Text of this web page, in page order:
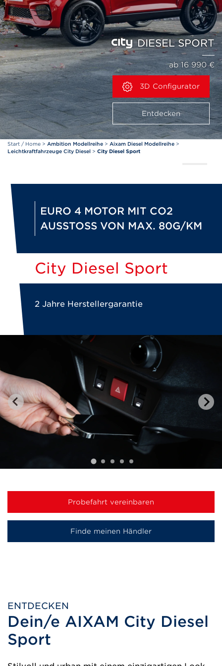
DIESEL SPORT
ab 16 990 €
3D Configurator
Entdecken
Start / Home > Ambition Modellreihe > Aixam Diesel Modellreihe >
Leichtkraftfahrzeuge City Diesel > City Diesel Sport
EURO 4 MOTOR MIT CO2
AUSSTOSS VON MAX. 80G/KM
City Diesel Sport
2 Jahre Herstellergarantie
Probefahrt vereinbaren
Finde meinen Händler
ENTDECKEN
Dein/e AIXAM City Diesel
Sport